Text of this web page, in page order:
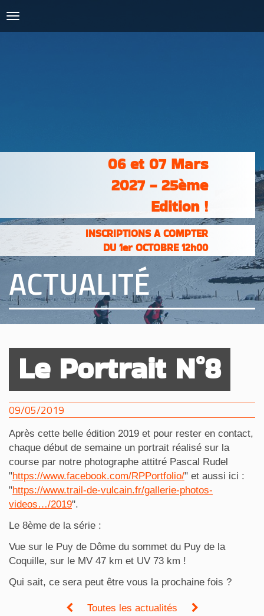
PHOTOS &
06 et 07 Mars
2027 - 25ème
Edition !
INSCRIPTIONS A COMPTER
DU 1er OCTOBRE 12h00
ACTUALITÉ
Le Portrait N°8
09/05/2019
Après cette belle édition 2019 et pour rester en contact,
chaque début de semaine un portrait réalisé sur la
course par notre photographe attitré Pascal Rudel
"https://www.facebook.com/RPPortfolio/" et aussi ici :
"https://www.trail-de-vulcain.fr/gallerie-photos-
videos…/2019".
Le 8ème de la série :
Vue sur le Puy de Dôme du sommet du Puy de la
Coquille, sur le MV 47 km et UV 73 km !
Qui sait, ce sera peut être vous la prochaine fois ?
Toutes les actualités